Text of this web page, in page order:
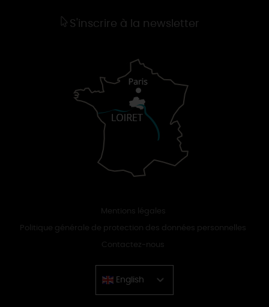
S'inscrire à la newsletter
Mentions légales
Politique générale de protection des données personnelles
Contactez-nous
English
Chinese